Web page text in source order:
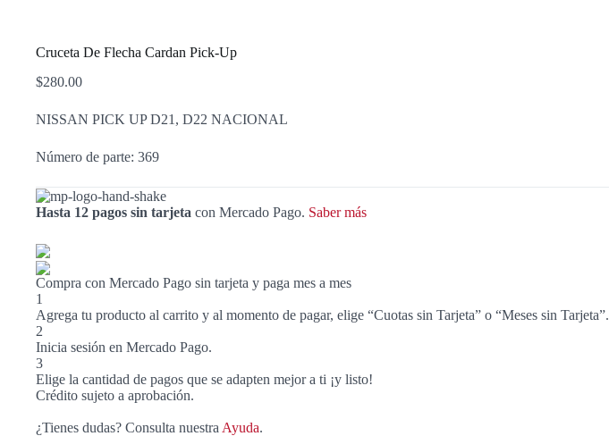
Cruceta De Flecha Cardan Pick-Up
$280.00
NISSAN PICK UP D21, D22 NACIONAL
Número de parte: 369
Hasta 12 pagos sin tarjeta con Mercado Pago. Saber más
Compra con Mercado Pago sin tarjeta y paga mes a mes
1
Agrega tu producto al carrito y al momento de pagar, elige “Cuotas sin Tarjeta” o “Meses sin Tarjeta”.
2
Inicia sesión en Mercado Pago.
3
Elige la cantidad de pagos que se adapten mejor a ti ¡y listo!
Crédito sujeto a aprobación.
¿Tienes dudas? Consulta nuestra Ayuda.